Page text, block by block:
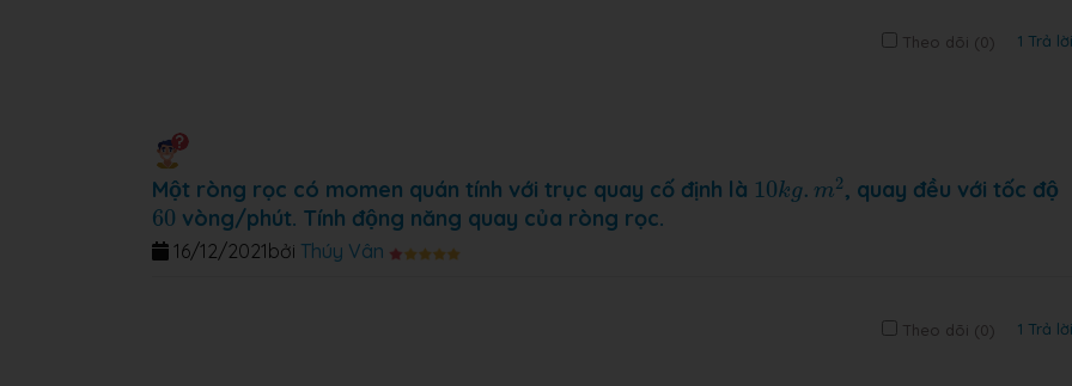
Theo dõi (0) 1 Trả lời
Một ròng rọc có momen quán tính với trục quay cố định là 10kg. m2
10k 2, quay đều với tốc độ
60
60 vòng/phút. Tính động năng quay của ròng rọc.
bởi Thúy Vân
16/12/2021
Theo dõi (0) 1 Trả lời